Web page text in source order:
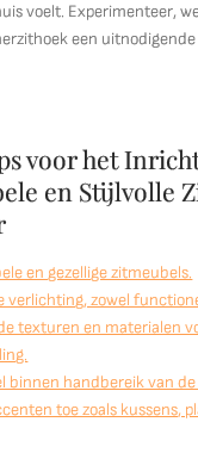
voelt. Experimenteer,
een uitnodigende
voor het
en Stijlvolle
en gezellige zitmeubels.
verlichting, zowel
texturen en materialen
binnen handbereik van
toe zoals kussens,